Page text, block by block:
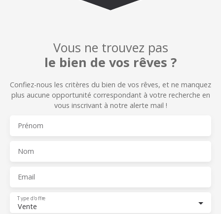
Vous ne trouvez pas
le bien de vos rêves ?
Confiez-nous les critères du bien de vos rêves, et ne manquez
plus aucune opportunité correspondant à votre recherche en
vous inscrivant à notre alerte mail !
Prénom
Nom
Email
Vente
Type d'offre